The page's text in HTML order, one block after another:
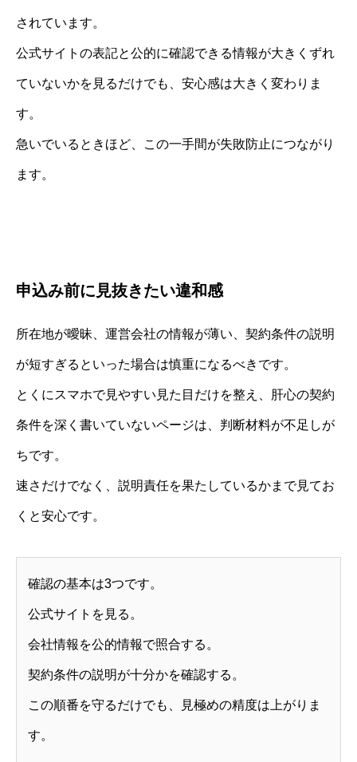
されています。
公式サイトの表記と公的に確認できる情報が大きくずれ
ていないかを見るだけでも、安心感は大きく変わりま
す。
急いでいるときほど、この一手間が失敗防止につながり
ます。
申込み前に見抜きたい違和感
所在地が曖昧、運営会社の情報が薄い、契約条件の説明
が短すぎるといった場合は慎重になるべきです。
とくにスマホで見やすい見た目だけを整え、肝心の契約
条件を深く書いていないページは、判断材料が不足しが
ちです。
速さだけでなく、説明責任を果たしているかまで見てお
くと安心です。
確認の基本は3つです。
公式サイトを見る。
会社情報を公的情報で照合する。
契約条件の説明が十分かを確認する。
この順番を守るだけでも、見極めの精度は上がりま
す。